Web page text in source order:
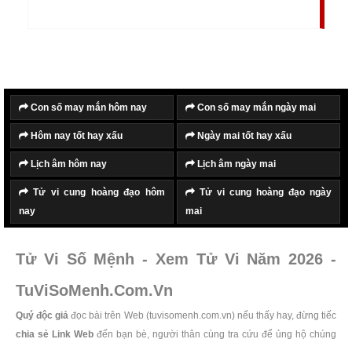
Con số may mắn hôm nay Con số may mắn ngày mai
Hôm nay tốt hay xấu Ngày mai tốt hay xấu
Lịch âm hôm nay Lịch âm ngày mai
Tử vi cung hoàng đạo hôm
nay
Tử vi cung hoàng đạo ngày
mai
Tử Vi Số Mệnh - Xem Tử Vi Năm 2026 -
TuViSoMenh.Com.Vn
Quý độc giả đọc bài trên Web (tuvisomenh.com.vn) nếu thấy hay, đừng tiếc
chia sẻ Link Web đến bạn bè, người thân cùng tra cứu để ủng hộ chúng